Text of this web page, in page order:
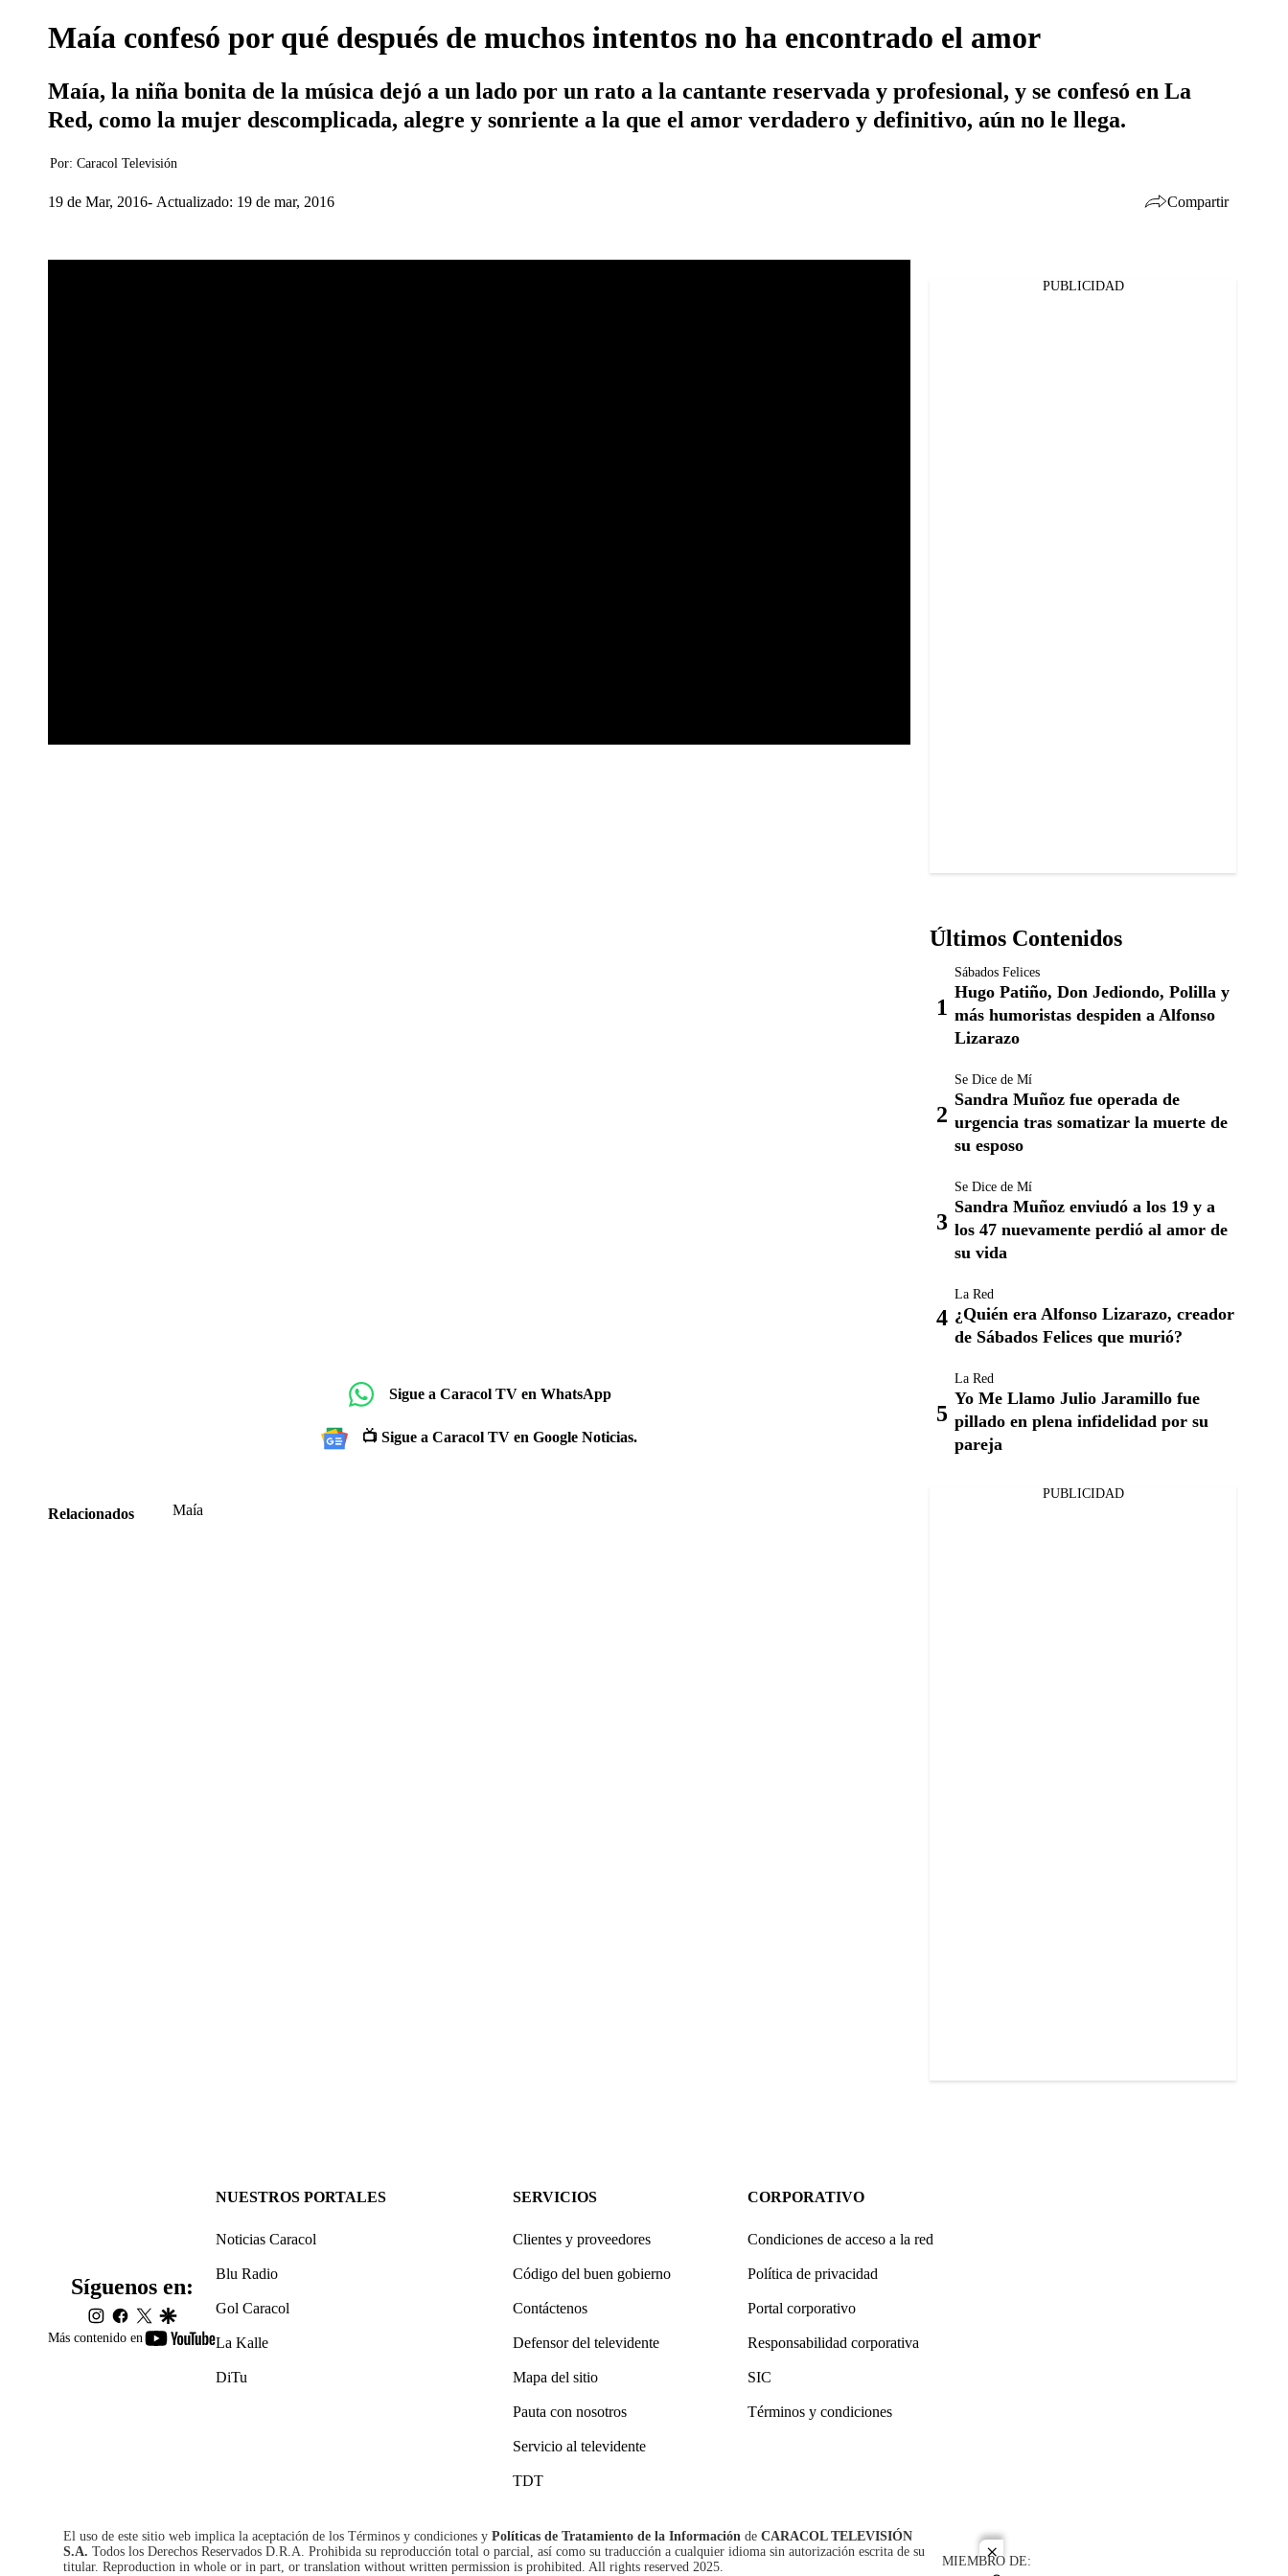
close
Maía confesó por qué después de muchos intentos no ha encontrado el amor
Maía, la niña bonita de la música dejó a un lado por un rato a la cantante reservada y profesional, y se confesó en La
Red, como la mujer descomplicada, alegre y sonriente a la que el amor verdadero y definitivo, aún no le llega.
Por: Caracol Televisión
19 de Mar, 2016 Actualizado: 19 de mar, 2016 Compartir
Sigue a Caracol TV en WhatsApp
📺 Sigue a Caracol TV en Google Noticias.
Relacionados Maía
PUBLICIDAD
Últimos Contenidos
Sábados Felices
Hugo Patiño, Don Jediondo, Polilla y
más humoristas despiden a Alfonso
Lizarazo
Se Dice de Mí
Sandra Muñoz fue operada de
urgencia tras somatizar la muerte de
su esposo
Se Dice de Mí
Sandra Muñoz enviudó a los 19 y a
los 47 nuevamente perdió al amor de
su vida
La Red
¿Quién era Alfonso Lizarazo, creador
de Sábados Felices que murió?
La Red
Yo Me Llamo Julio Jaramillo fue
pillado en plena infidelidad por su
pareja
PUBLICIDAD
Más contenido en
youtube-
Síguenos en:
instagram
facebook
twittergoogle
NUESTROS PORTALES
Noticias Caracol
Blu Radio
Gol Caracol
La Kalle
DiTu
SERVICIOS
Clientes y proveedores
Código del buen gobierno
Contáctenos
Defensor del televidente
Mapa del sitio
Pauta con nosotros
Servicio al televidente
TDT
CORPORATIVO
Condiciones de acceso a la red
Política de privacidad
Portal corporativo
Responsabilidad corporativa
SIC
Términos y condiciones
El uso de este sitio web implica la aceptación de los Términos y condiciones y Políticas de Tratamiento de la Información de CARACOL TELEVISIÓN
S.A. Todos los Derechos Reservados D.R.A. Prohibida su reproducción total o parcial, así como su traducción a cualquier idioma sin autorización escrita de su
titular. Reproduction in whole or in part, or translation without written permission is prohibited. All rights reserved 2025.
MIEMBRO DE: